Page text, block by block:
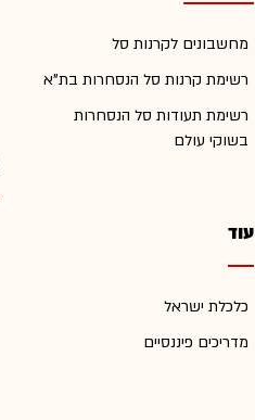
מחשבונים לקרנות סל
רשימת קרנות סל הנסחרות בת"א
רשימת תעודות סל הנסחרות
בשוקי עולם
עוד
כלכלת ישראל
מדריכים פיננסיים